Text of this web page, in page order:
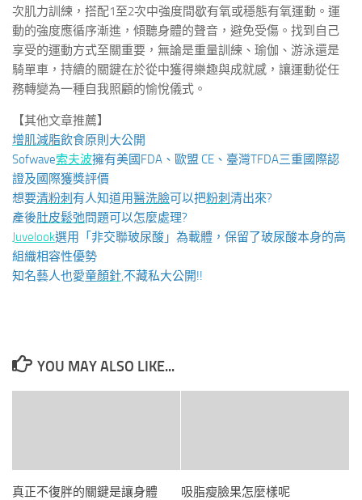
次肌力訓練，搭配1至2次中強度間歇有氧或穩態有氧運動。運
動的強度應循序漸進，傾聽身體的聲音，避免受傷。找到自己
享受的運動方式至關重要，無論是重量訓練、瑜伽、游泳還是
騎單車，持續的關鍵在於從中獲得樂趣與成就感，讓運動從任
務轉變為一種自我照顧的愉悅儀式。
【其他文章推薦】
增肌減脂飲食原則大公開
Sofwave索夫波擁有美國FDA、歐盟 CE、臺灣TFDA三重國際認
證及國際獲獎評價
想要清粉刺 有人知道用醫洗臉可以把粉刺 清出來?
產後肚皮鬆弛問題可以怎麼處理?
Juvelook選用「非交聯玻尿酸」為載體，保留了玻尿酸本身的高
組織相容性優勢
知名藝人也愛童顏針,不藏私大公開!!
YOU MAY ALSO LIKE...
真正不復胖的關鍵是讓身體
吸脂瘦臉果怎麼樣呢